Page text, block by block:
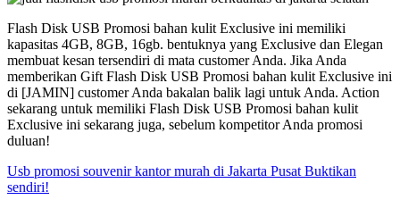
Flash Disk USB Promosi bahan kulit Exclusive ini memiliki
kapasitas 4GB, 8GB, 16gb. bentuknya yang Exclusive dan Elegan
membuat kesan tersendiri di mata customer Anda. Jika Anda
memberikan Gift Flash Disk USB Promosi bahan kulit Exclusive ini
di [JAMIN] customer Anda bakalan balik lagi untuk Anda. Action
sekarang untuk memiliki Flash Disk USB Promosi bahan kulit
Exclusive ini sekarang juga, sebelum kompetitor Anda promosi
duluan!
Usb promosi souvenir kantor murah di Jakarta Pusat Buktikan
sendiri!